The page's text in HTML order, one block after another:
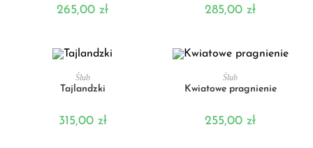
265,00zł 285,00zł
DODAJ DO KOSZYKA
Ślub
Tajlandzki
315,00 zł
DODAJ DO KOSZYKA
Ślub
Kwiatowe pragnienie
255,00zł